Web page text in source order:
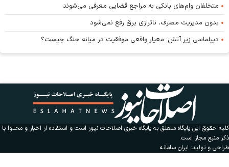
متخلفان وام‌های بانکی به مراجع قضایی معرفی می‌شوند
بدون مدیریت مصرف، ناترازی برق رفع نمی‌شود
دیپلماسی زیر آتش؛ معیار واقعی موفقیت در میانه جنگ چیست؟
کلیه حقوق این پایگاه متعلق به پایگاه خبری اصلاحات نیوز است و استفاده از اخبار و محتوا با
ذکر منبع مجاز است.
طراحی و تولید: ایران سامانه